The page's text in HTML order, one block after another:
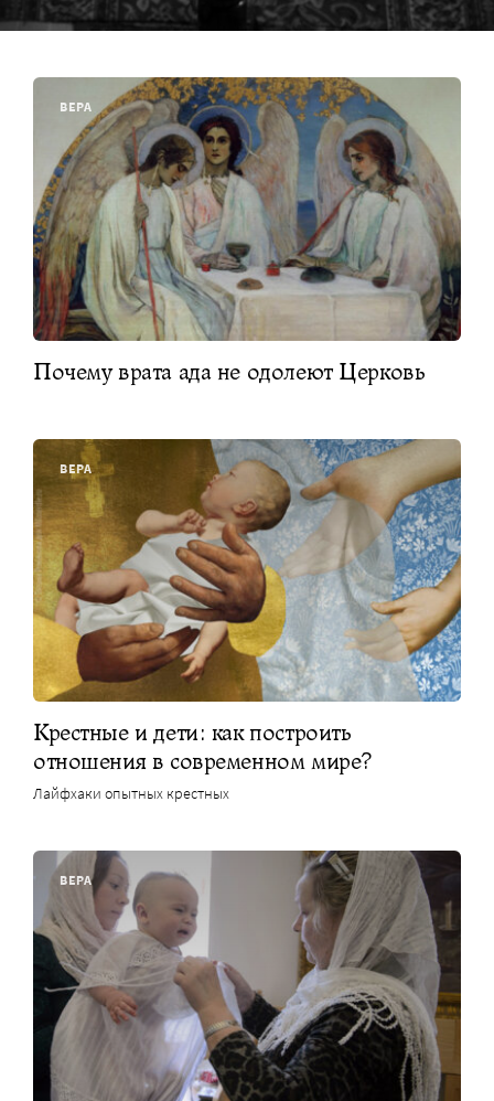
ВЕРА
Почему врата ада не одолеют Церковь
ВЕРА
Крестные и дети: как построить
отношения в современном мире?
Лайфхаки опытных крестных
ВЕРА